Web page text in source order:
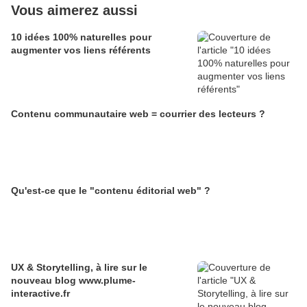
Vous aimerez aussi
10 idées 100% naturelles pour
augmenter vos liens référents
Contenu communautaire web = courrier des lecteurs ?
Qu'est-ce que le "contenu éditorial web" ?
UX & Storytelling, à lire sur le
nouveau blog www.plume-
interactive.fr